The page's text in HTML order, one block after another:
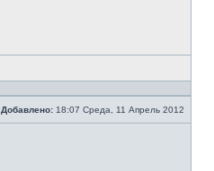
Сообщение
Добавлено: 18:07 Среда, 11 Апрель 2012